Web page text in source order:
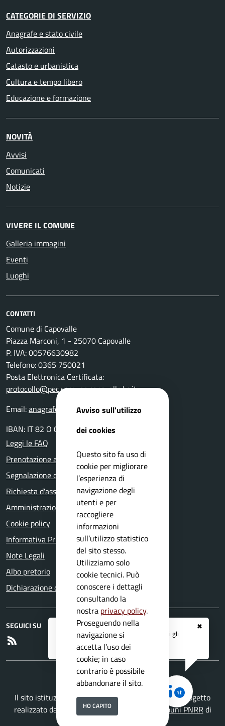
✖
Registrati ai serviziAPP IO
e ricevi tutti gli
aggiornamenti dall'Ente
CATEGORIE DI SERVIZIO
Anagrafe e stato civile
Autorizzazioni
Catasto e urbanistica
Cultura e tempo libero
Educazione e formazione
NOVITÀ
Avvisi
Comunicati
Notizie
VIVERE IL COMUNE
Galleria immagini
Eventi
Luoghi
CONTATTI
Comune di Capovalle
Piazza Marconi, 1 - 25070 Capovalle
P. IVA: 00576630982
Telefono: 0365 750021
Posta Elettronica Certificata:
protocollo@pec.comune.capovalle.bs.it
Email:anagrafe@comune.capovalle.bs.it
IBAN: IT 82 O 03599 01800 000000137820
Leggi le FAQ
Prenotazione appuntamento
Segnalazione disservizio
Richiesta d'assistenza
Amministrazione trasparente
Cookie policy
Informativa Privacy
Note Legali
Albo pretorio
Dichiarazione di accessibilità
SEGUICI SU
Il sito istituzionale del Comune di Capovalle è un progetto
realizzato da
Secoval srlcon la Soluzione Comuni PNRR di
Avviso sull'utilizzo
dei cookies
Questo sito fa uso di
cookie per migliorare
l’esperienza di
navigazione degli
utenti e per
raccogliere
informazioni
sull’utilizzo statistico
del sito stesso.
Utilizziamo solo
cookie tecnici. Può
conoscere i dettagli
consultando la
nostra privacy policy.
Proseguendo nella
navigazione si
accetta l’uso dei
cookie; in caso
contrario è possibile
abbandonare il sito.
HO CAPITO